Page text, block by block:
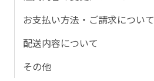
お支払い方法・ご請求について
配送内容について
その他